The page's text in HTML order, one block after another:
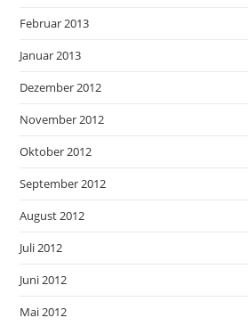
Februar 2013
Januar 2013
Dezember 2012
November 2012
Oktober 2012
September 2012
August 2012
Juli 2012
Juni 2012
Mai 2012